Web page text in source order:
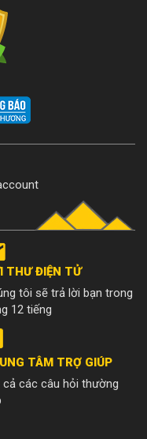
THƯ ĐIỆN TỬ
tôi sẽ trả lời bạn trong
12 tiếng
TÂM TRỢ GIÚP
cả các câu hỏi thường